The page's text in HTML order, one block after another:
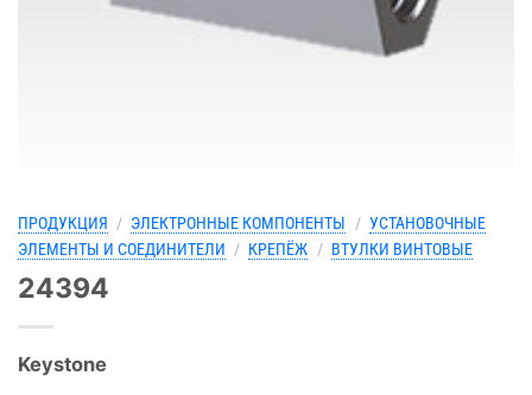
ПРОДУКЦИЯ / ЭЛЕКТРОННЫЕ КОМПОНЕНТЫ / УСТАНОВОЧНЫЕ
ЭЛЕМЕНТЫ И СОЕДИНИТЕЛИ / КРЕПЁЖ / ВТУЛКИ ВИНТОВЫЕ
24394
Keystone